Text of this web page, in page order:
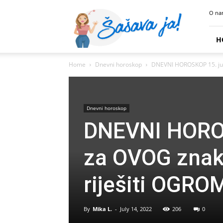
Ja
O
Home Dnevni horoskop DNEVNI HOROSKOP 15.
Dnevni horoskop
DNEVNI
za OVOG
riješiti
By Mika L. - July 14, 2022 206 0